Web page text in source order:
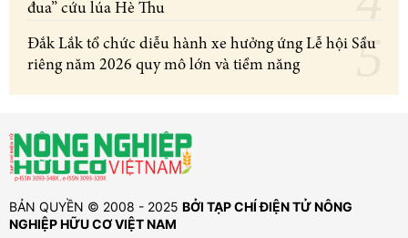
đua” cứu lúa Hè Thu
Đắk Lắk tổ chức diễu hành xe hưởng ứng Lễ hội Sầu
riêng năm 2026 quy mô lớn và tiềm năng
BẢN QUYỀN © 2008 - 2025 BỞI TẠP CHÍ ĐIỆN TỬ NÔNG
NGHIỆP HỮU CƠ VIỆT NAM